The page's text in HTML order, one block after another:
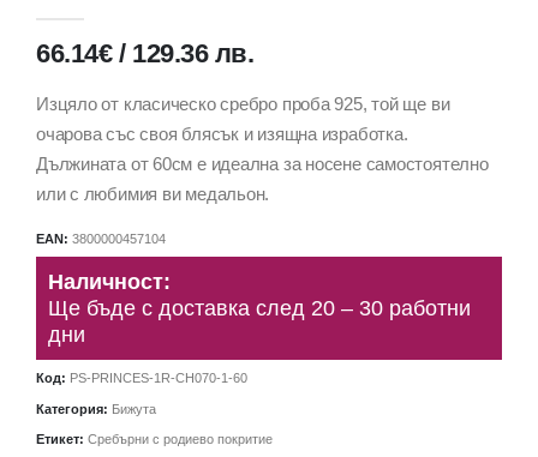
66.14€ / 129.36 лв.
Изцяло от класическо сребро проба 925, той ще ви
очарова със своя блясък и изящна изработка.
Дължината от 60см е идеална за носене самостоятелно
или с любимия ви медальон.
EAN: 3800000457104
Наличност:
Ще бъде с доставка след 20 – 30 работни
дни
Код: PS-PRINCES-1R-CH070-1-60
Категория: Бижута
Етикет: Сребърни с родиево покритие